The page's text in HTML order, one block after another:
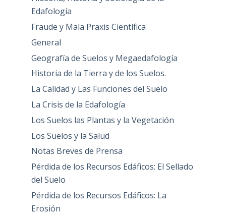
Edafología
Fraude y Mala Praxis Científica
General
Geografía de Suelos y Megaedafología
Historia de la Tierra y de los Suelos.
La Calidad y Las Funciones del Suelo
La Crisis de la Edafología
Los Suelos las Plantas y la Vegetación
Los Suelos y la Salud
Notas Breves de Prensa
Pérdida de los Recursos Edáficos: El Sellado
del Suelo
Pérdida de los Recursos Edáficos: La
Erosión